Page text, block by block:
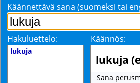
Käännettävä sana (suomeksi tai
Hakuluettelo: Käännös:
lukuja
lukuja
Sana